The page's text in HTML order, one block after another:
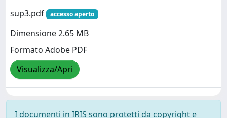
sup3.pdf
accesso aperto
Dimensione 2.65 MB
Formato Adobe PDF
Visualizza/Apri
I documenti in IRIS sono protetti da copyright e